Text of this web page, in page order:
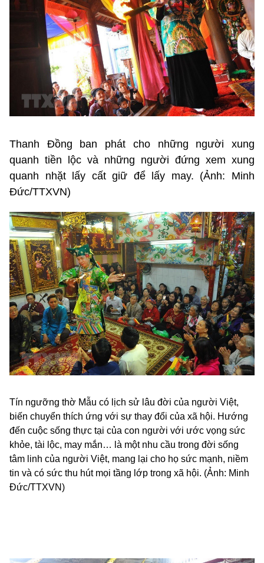
Thanh Đồng ban phát cho những người xung
quanh tiền lộc và những người đứng xem xung
quanh nhặt lấy cất giữ để lấy may. (Ảnh: Minh
Đức/TTXVN)
Tín ngưỡng thờ Mẫu có lịch sử lâu đời của người Việt,
biến chuyển thích ứng với sự thay đổi của xã hội. Hướng
đến cuộc sống thực tại của con người với ước vọng sức
khỏe, tài lộc, may mắn… là một nhu cầu trong đời sống
tâm linh của người Việt, mang lại cho họ sức mạnh, niềm
tin và có sức thu hút mọi tầng lớp trong xã hội. (Ảnh: Minh
Đức/TTXVN)